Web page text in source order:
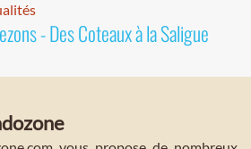
- Des Coteaux à la Saligue